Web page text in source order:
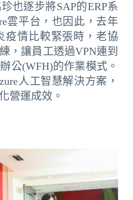
也逐步將SAP的ERP系
雲平台，也因此，去年
疫情比較緊張時，老協
，讓員工透過VPN連到
公(WFH)的作業模式。
人工智慧解決方案，
營運成效。